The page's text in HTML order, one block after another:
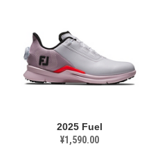
2025 Fuel
¥1,590.00